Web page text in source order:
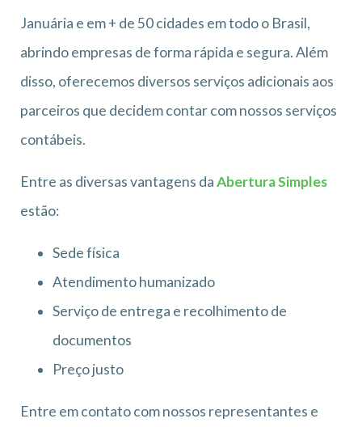
Januária e em + de 50 cidades em todo o Brasil,
abrindo empresas de forma rápida e segura. Além
disso, oferecemos diversos serviços adicionais aos
parceiros que decidem contar com nossos serviços
contábeis.
Entre as diversas vantagens daAbertura Simples
estão:
Sede física
Atendimento humanizado
Serviço de entrega e recolhimento de
documentos
Preço justo
Entre em contato com nossos representantes e